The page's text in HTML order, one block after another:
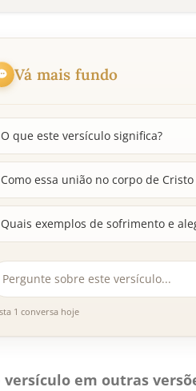
Vá mais fundo
O que este versículo significa?
Como essa união no corpo de
Quais exemplos de sofrimento e
1 conversa hoje
versículo em outras